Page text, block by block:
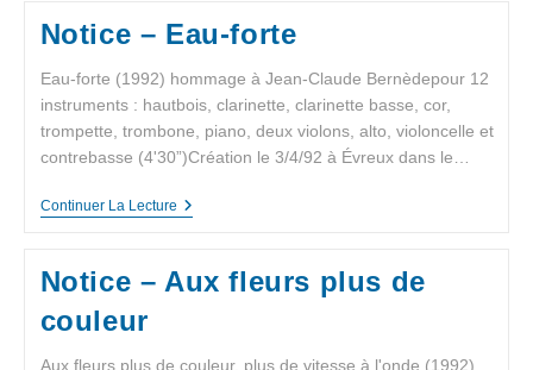
Notice – Eau-forte
Eau-forte (1992) hommage à Jean-Claude Bernèdepour 12
instruments : hautbois, clarinette, clarinette basse, cor,
trompette, trombone, piano, deux violons, alto, violoncelle et
contrebasse (4'30”)Création le 3/4/92 à Évreux dans le…
Continuer La Lecture
Notice – Aux fleurs plus de
couleur
Aux fleurs plus de couleur, plus de vitesse à l'onde (1992)